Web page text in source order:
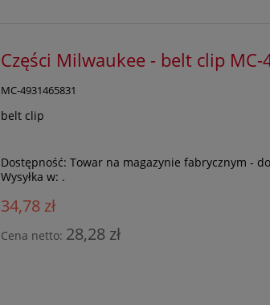
Części Milwaukee - belt clip MC-
MC-4931465831
belt clip
Dostępność: Towar na magazynie fabrycznym -
Wysyłka w: .
34,78 zł
Cena netto: 28,28 zł